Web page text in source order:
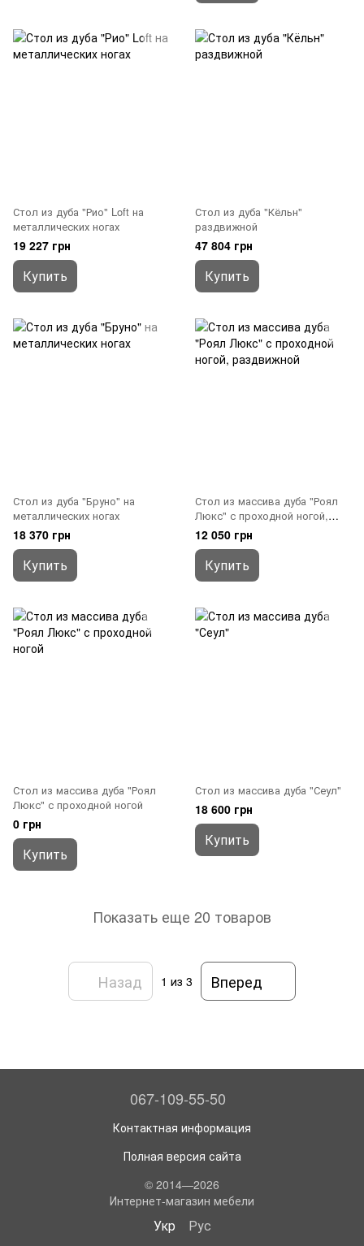
Стол из дуба "Рио" Loft на
металлических ногах
19 227 грн
Купить
Стол из дуба "Кёльн"
раздвижной
47 804 грн
Купить
Стол из дуба "Бруно" на
металлических ногах
18 370 грн
Купить
Стол из массива дуба "Роял
Люкс" с проходной ногой,
раздвижной
12 050 грн
Купить
Стол из массива дуба "Роял
Люкс" с проходной ногой
0 грн
Купить
Стол из массива дуба "Сеул"
18 600 грн
Купить
Показать еще 20 товаров
Назад 1 из 3 Вперед
067-109-55-50
Контактная информация
Полная версия сайта
© 2014—2026
Интернет-магазин мебели
Укр Рус